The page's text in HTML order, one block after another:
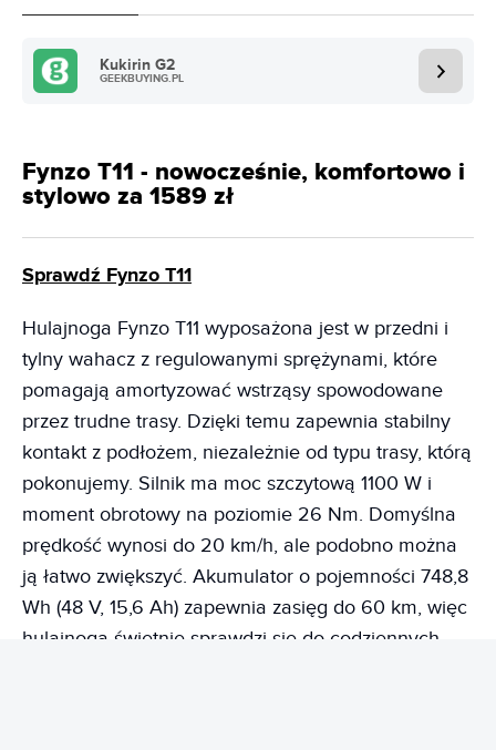
Kukirin G2
GEEKBUYING.PL
Fynzo T11 - nowocześnie, komfortowo i
stylowo za 1589 zł
Sprawdź Fynzo T11
Hulajnoga Fynzo T11 wyposażona jest w przedni i
tylny wahacz z regulowanymi sprężynami, które
pomagają amortyzować wstrząsy spowodowane
przez trudne trasy. Dzięki temu zapewnia stabilny
kontakt z podłożem, niezależnie od typu trasy, którą
pokonujemy. Silnik ma moc szczytową 1100 W i
moment obrotowy na poziomie 26 Nm. Domyślna
prędkość wynosi do 20 km/h, ale podobno można
ją łatwo zwiększyć. Akumulator o pojemności 748,8
Wh (48 V, 15,6 Ah) zapewnia zasięg do 60 km, więc
hulajnoga świetnie sprawdzi się do codziennych